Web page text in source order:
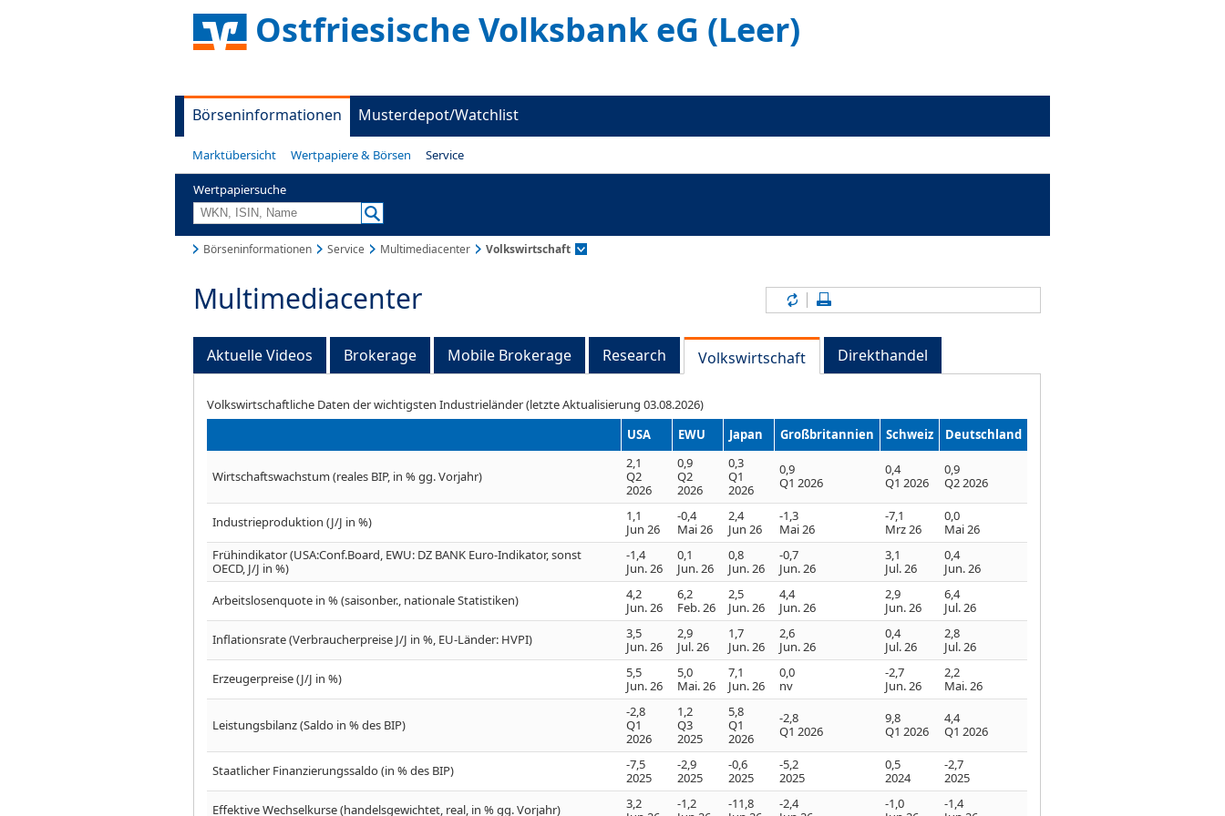
Ostfriesische Volksbank eG (Leer)
Börseninformationen Musterdepot/Watchlist
Marktübersicht Wertpapiere & Börsen Service
Wertpapiersuche
Börseninformationen Service Multimediacenter Volkswirtschaft
Multimediacenter Inhalte aktualisieren
Aktuelle Videos Brokerage Mobile Brokerage Research Volkswirtschaft Direkthandel
Volkswirtschaftliche Daten der wichtigsten Industrieländer (letzte Aktualisierung 03.08.2026)
USA
EWU Japan Großbritannien Schweiz Deutschland
Wirtschaftswachstum (reales BIP, in % gg. Vorjahr)
2,1
Q2
2026
0,9
Q2
2026
0,3
Q1
2026
0,9
Q1 2026
0,4
Q1 2026
0,9
Q2 2026
Industrieproduktion (J/J in %)
1,1
Jun 26
-0,4
Mai 26
2,4
Jun 26
-1,3
Mai 26
-7,1
Mrz 26
0,0
Mai 26
Frühindikator (USA:Conf.Board, EWU: DZ BANK Euro-Indikator, sonst
OECD, J/J in %)
-1,4
Jun. 26
0,1
Jun. 26
0,8
Jun. 26
-0,7
Jun. 26
3,1
Jul. 26
0,4
Jun. 26
Arbeitslosenquote in % (saisonber., nationale Statistiken)
4,2
Jun. 26
6,2
Feb. 26
2,5
Jun. 26
4,4
Jun. 26
2,9
Jun. 26
6,4
Jul. 26
Inflationsrate (Verbraucherpreise J/J in %, EU-Länder: HVPI)
3,5
Jun. 26
2,9
Jul. 26
1,7
Jun. 26
2,6
Jun. 26
0,4
Jul. 26
2,8
Jul. 26
Erzeugerpreise (J/J in %)
5,5
Jun. 26
5,0
Mai. 26
7,1
Jun. 26
0,0
nv
-2,7
Jun. 26
2,2
Mai. 26
Leistungsbilanz (Saldo in % des BIP)
-2,8
Q1
2026
1,2
Q3
2025
5,8
Q1
2026
-2,8
Q1 2026
9,8
Q1 2026
4,4
Q1 2026
Staatlicher Finanzierungssaldo (in % des BIP)
-7,5
2025
-2,9
2025
-0,6
2025
-5,2
2025
0,5
2024
-2,7
2025
Effektive Wechselkurse (handelsgewichtet, real, in % gg. Vorjahr)
3,2
-1,2
-11,8
-2,4
-1,0
-1,4